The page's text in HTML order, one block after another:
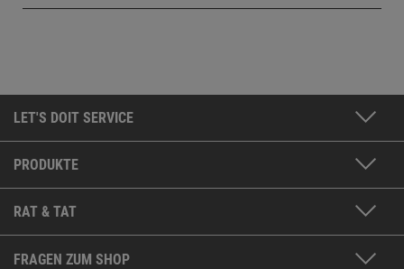
LET'S DOIT SERVICE
PRODUKTE
RAT & TAT
FRAGEN ZUM SHOP